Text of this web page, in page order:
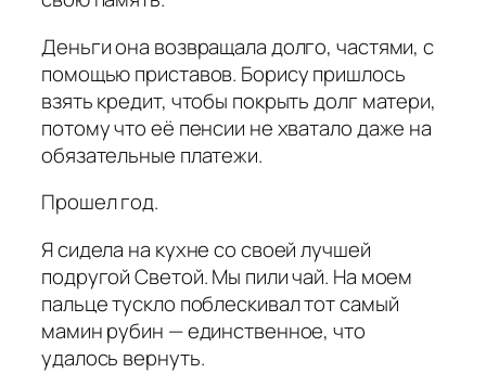
Деньги она возвращала долго, частями, с
помощью приставов. Борису пришлось
взять кредит, чтобы покрыть долг матери,
потому что её пенсии не хватало даже на
обязательные платежи.
Прошел год.
Я сидела на кухне со своей лучшей
подругой Светой. Мы пили чай. На моем
пальце тускло поблескивал тот самый
мамин рубин — единственное, что
удалось вернуть.